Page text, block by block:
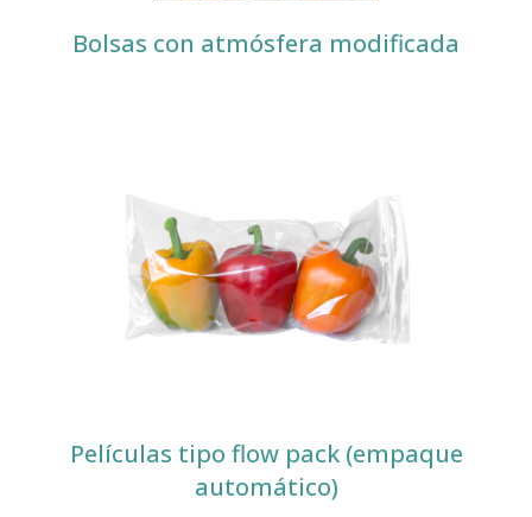
Bolsas con atmósfera modificada
Películas tipo flow pack (empaque
automático)